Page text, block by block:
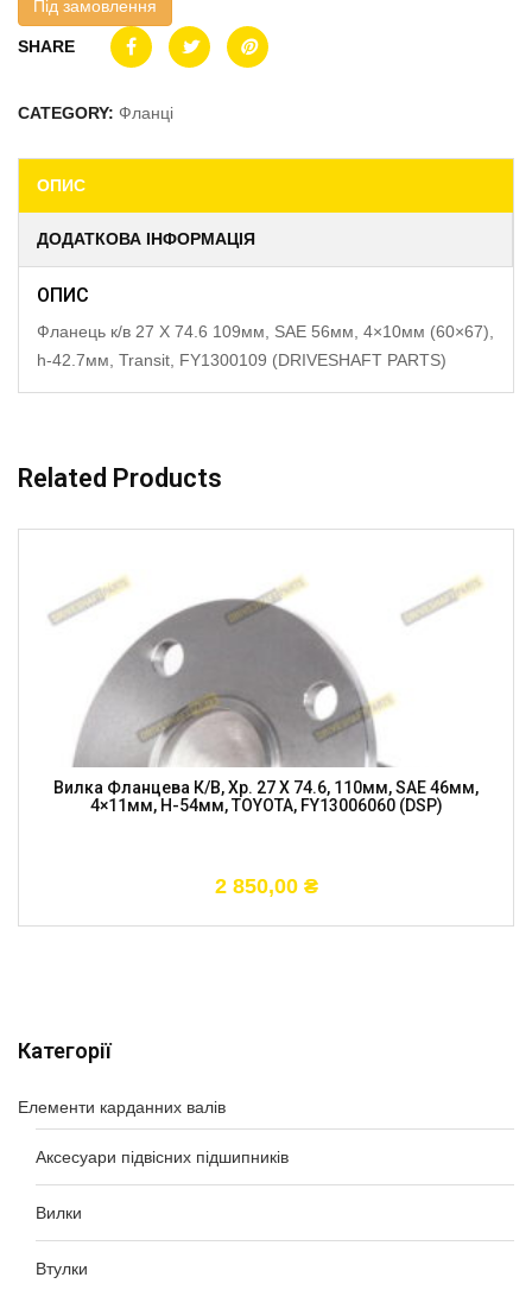
Категорії
Елементи карданних валів
Аксесуари підвісних підшипників
Вилки
Втулки
Під замовлення
SHARE
CATEGORY: Фланці
ОПИС
ДОДАТКОВА ІНФОРМАЦІЯ
ОПИС
Фланець к/в 27 X 74.6 109мм, SAE 56мм, 4×10мм (60×67),
h-42.7мм, Transit, FY1300109 (DRIVESHAFT PARTS)
Related Products
Вилка Фланцева К/в, Хр. 27 X 74.6, 110мм, SAE 46мм,
4×11мм, H-54мм, TOYOTA, FY13006060 (DSP)
2 850,00 ₴